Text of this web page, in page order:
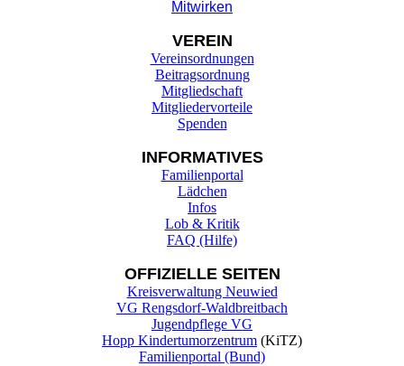
Mitwirken
VEREIN
Vereinsordnungen
Beitragsordnung
Mitgliedschaft
Mitgliedervorteile
Spenden
INFORMATIVES
Familienportal
Lädchen
Infos
Lob & Kritik
FAQ (Hilfe)
OFFIZIELLE SEITEN
Kreisverwaltung Neuwied
VG Rengsdorf-Waldbreitbach
Jugendpflege VG
Hopp Kindertumorzentrum (KiTZ)
Familienportal (Bund)